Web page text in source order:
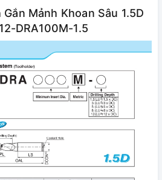
Mảnh Khoan Sâu 1.5D
DRA100M-1.5